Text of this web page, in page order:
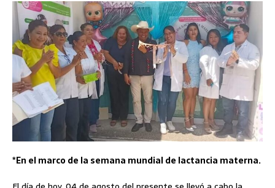
*En el marco de la semana mundial de lactancia materna.